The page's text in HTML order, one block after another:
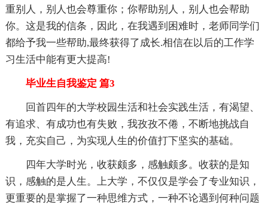
重别人，别人也会尊重你；你帮助别人，别人也会帮助
你。这是我的信条，因此，在我遇到困难时，老师同学们
都给予我一些帮助,最终获得了成长.相信在以后的工作学
习生活中能有更大提高!
毕业生自我鉴定 篇3
回首四年的大学校园生活和社会实践生活，有渴望、
有追求、有成功也有失败，我孜孜不倦，不断地挑战自
我，充实自己，为实现人生的价值打下坚实的基础。
四年大学时光，收获颇多，感触颇多。收获的是知
识，感触的是人生。上大学，不仅仅是学会了专业知识，
更重要的是掌握了一种思维方式，一种不论遇到何种问题